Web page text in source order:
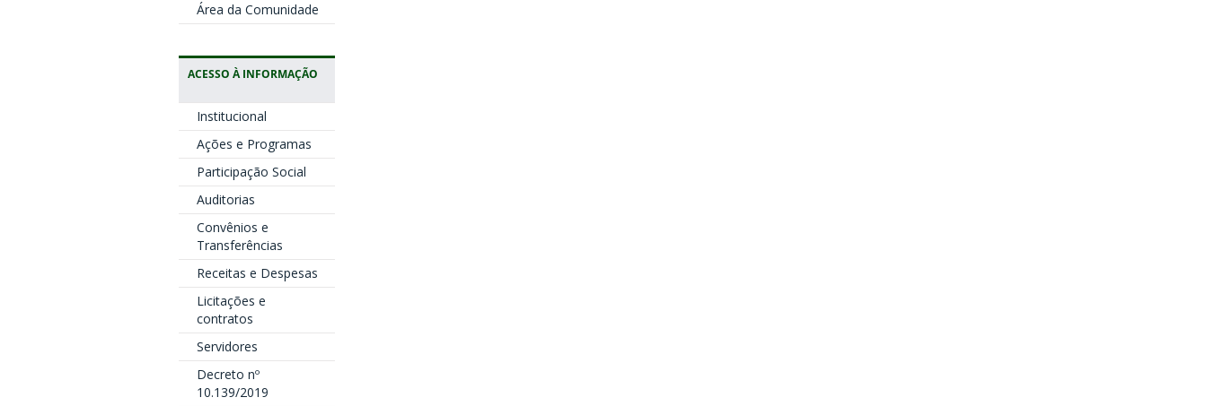
Área da Comunidade
ACESSO À INFORMAÇÃO
Institucional
Ações e Programas
Participação Social
Auditorias
Convênios e
Transferências
Receitas e Despesas
Licitações e
contratos
Servidores
Decreto nº
10.139/2019